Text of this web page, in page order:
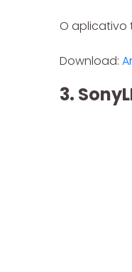
O aplicativo
Download:
3.